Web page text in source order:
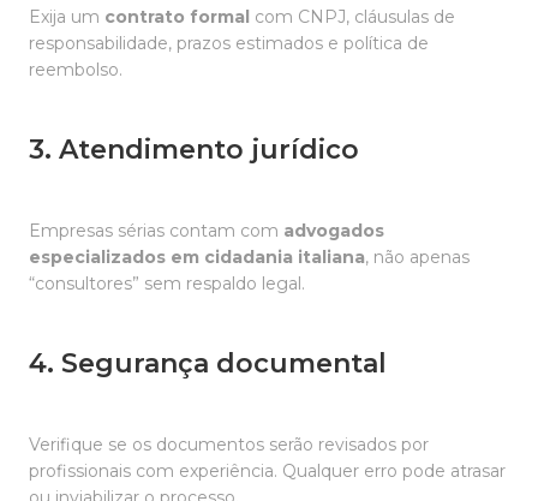
Exija um contrato formal com CNPJ, cláusulas de
responsabilidade, prazos estimados e política de
reembolso.
3. Atendimento jurídico
Empresas sérias contam com advogados
especializados em cidadania italiana, não apenas
“consultores” sem respaldo legal.
4. Segurança documental
Verifique se os documentos serão revisados por
profissionais com experiência. Qualquer erro pode atrasar